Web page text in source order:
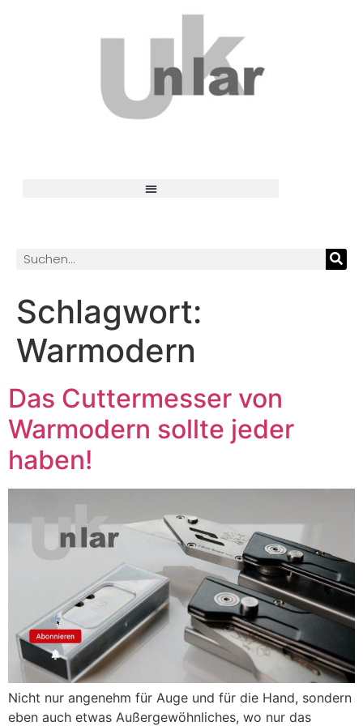
Schlagwort:
Warmodern
Das Cuttermesser von
Warmodern sollte jeder
haben!
Nicht nur angenehm für Auge und für die Hand, sondern
eben auch etwas Außergewöhnliches, wo nur das